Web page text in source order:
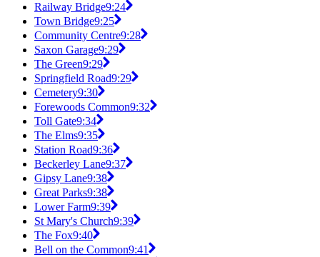
Railway Bridge9:24
Town Bridge9:25
Community Centre9:28
Saxon Garage9:29
The Green9:29
Springfield Road9:29
Cemetery9:30
Forewoods Common9:32
Toll Gate9:34
The Elms9:35
Station Road9:36
Beckerley Lane9:37
Gipsy Lane9:38
Great Parks9:38
Lower Farm9:39
St Mary's Church9:39
The Fox9:40
Bell on the Common9:41